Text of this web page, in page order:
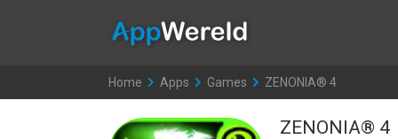
Home >
Apps >
Games >
ZENONIA® 4
ZENONIA® 4